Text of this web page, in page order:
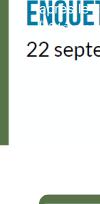
après le
24